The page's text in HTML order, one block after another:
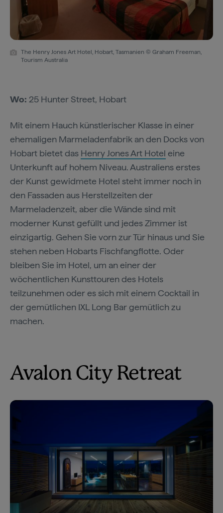
The Henry Jones Art Hotel, Hobart, Tasmanien © Graham Freeman,
Tourism Australia
Wo: 25 Hunter Street, Hobart
Mit einem Hauch künstlerischer Klasse in einer
ehemaligen Marmeladenfabrik an den Docks von
Hobart bietet das Henry Jones Art Hotel eine
Unterkunft auf hohem Niveau. Australiens erstes
der Kunst gewidmete Hotel steht immer noch in
den Fassaden aus Herstellzeiten der
Marmeladenzeit, aber die Wände sind mit
moderner Kunst gefüllt und jedes Zimmer ist
einzigartig. Gehen Sie vorn zur Tür hinaus und Sie
stehen neben Hobarts Fischfangflotte. Oder
bleiben Sie im Hotel, um an einer der
wöchentlichen Kunsttouren des Hotels
teilzunehmen oder es sich mit einem Cocktail in
der gemütlichen IXL Long Bar gemütlich zu
machen.
Avalon City Retreat